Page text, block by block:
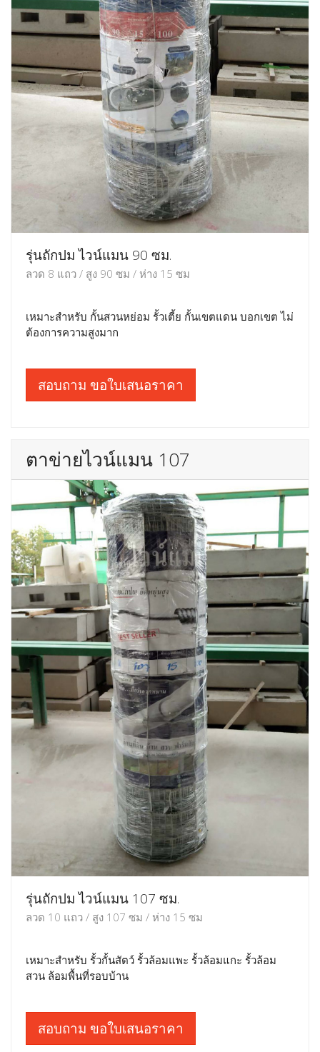
รุ่นถักปม ไวน์แมน 90 ซม.
ลวด 8 แถว / สูง 90 ซม / ห่าง 15 ซม
เหมาะสำหรับ กั้นสวนหย่อม รั้วเตี้ย กั้นเขตแดน บอกเขต ไม่
ต้องการความสูงมาก
สอบถาม ขอใบเสนอราคา
ตาข่ายไวน์แมน 107
รุ่นถักปม ไวน์แมน 107 ซม.
ลวด 10 แถว / สูง 107 ซม / ห่าง 15 ซม
เหมาะสำหรับ รั้วกั้นสัตว์ รั้วล้อมแพะ รั้วล้อมแกะ รั้วล้อม
สวน ล้อมพื้นที่รอบบ้าน
สอบถาม ขอใบเสนอราคา